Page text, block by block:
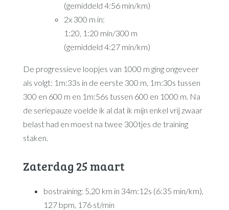
(gemiddeld 4:56 min/km)
2x 300 m in:
1:20, 1:20 min/300 m
(gemiddeld 4:27 min/km)
De progressieve loopjes van 1000 m ging ongeveer
als volgt: 1m:33s in de eerste 300 m, 1m:30s tussen
300 en 600 m en 1m:56s tussen 600 en 1000 m. Na
de seriepauze voelde ik al dat ik mijn enkel vrij zwaar
belast had en moest na twee 300tjes de training
staken.
Zaterdag 25 maart
bostraining: 5,20 km in 34m:12s (6:35 min/km),
127 bpm, 176 st/min